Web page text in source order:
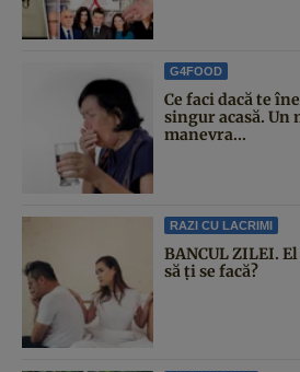
G4FOOD
Ce faci dacă te
singur acasă. Un
manevra...
RAZI CU LACRIMI
BANCUL ZILEI.
să ți se facă?